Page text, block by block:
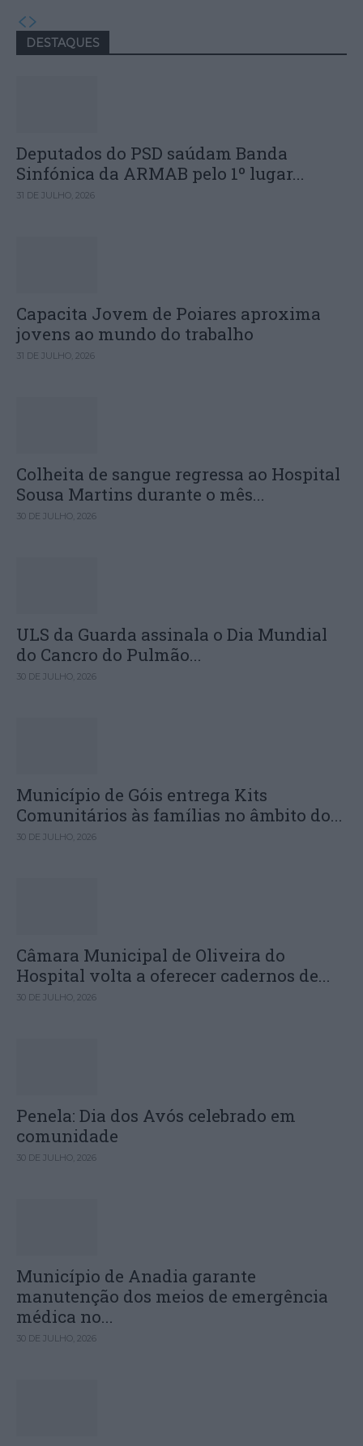
DESTAQUES
Deputados do PSD saúdam Banda
Sinfónica da ARMAB pelo 1º lugar...
31 DE JULHO, 2026
Capacita Jovem de Poiares aproxima
jovens ao mundo do trabalho
31 DE JULHO, 2026
Colheita de sangue regressa ao Hospital
Sousa Martins durante o mês...
30 DE JULHO, 2026
ULS da Guarda assinala o Dia Mundial
do Cancro do Pulmão...
30 DE JULHO, 2026
Município de Góis entrega Kits
Comunitários às famílias no âmbito do...
30 DE JULHO, 2026
Câmara Municipal de Oliveira do
Hospital volta a oferecer cadernos de...
30 DE JULHO, 2026
Penela: Dia dos Avós celebrado em
comunidade
30 DE JULHO, 2026
Município de Anadia garante
manutenção dos meios de emergência
médica no...
30 DE JULHO, 2026